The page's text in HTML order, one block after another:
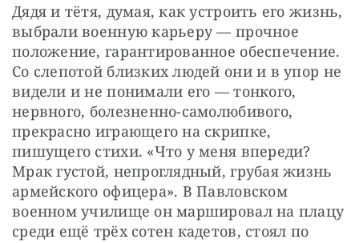
Дядя и тётя, думая, как устроить его жизнь,
выбрали военную карьеру — прочное
положение, гарантированное обеспечение.
Со слепотой близких людей они и в упор не
видели и не понимали его — тонкого,
нервного, болезненно-самолюбивого,
прекрасно играющего на скрипке,
пишущего стихи. «Что у меня впереди?
Мрак густой, непроглядный, грубая жизнь
армейского офицера». В Павловском
военном училище он маршировал на плацу
среди ещё трёх сотен кадетов, стоял по